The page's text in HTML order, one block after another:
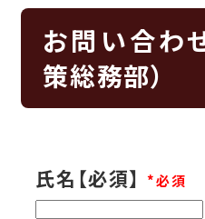
お問い合わ
策総務部）
氏名【必須】*